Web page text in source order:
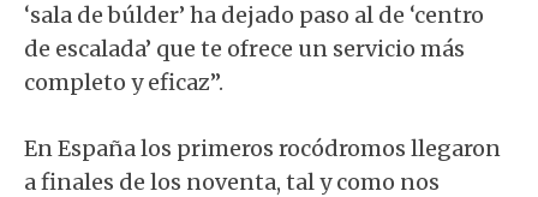
‘sala de búlder’ ha dejado paso al de ‘centro
de escalada’ que te ofrece un servicio más
completo y eficaz”.
En España los primeros rocódromos llegaron
a finales de los noventa, tal y como nos